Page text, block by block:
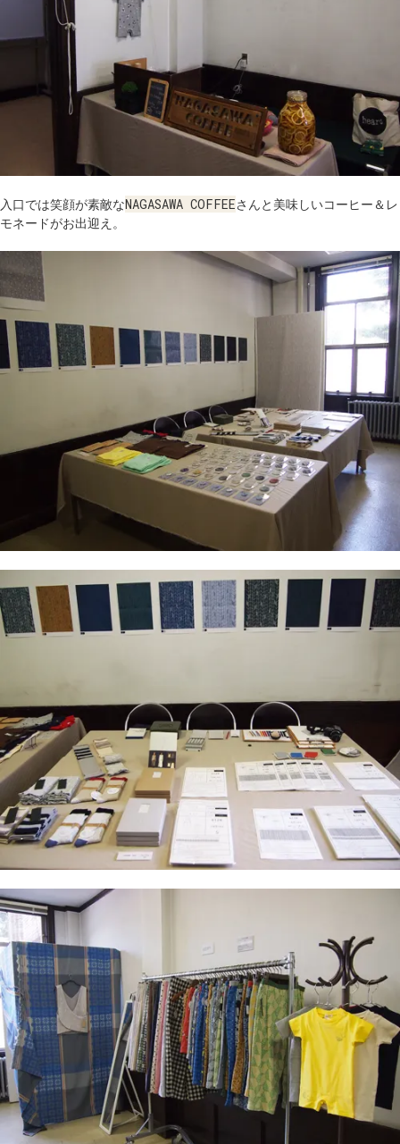
入口では笑顔が素敵なNAGASAWA COFFEEさんと美味しいコーヒー＆レ
モネードがお出迎え。